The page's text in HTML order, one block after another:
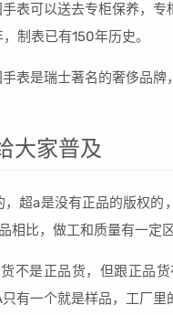
表可以送去专柜保养，
制表已有150年历史。
表是瑞士著名的奢侈品
大家普及
超a是没有正品的版权
相比，做工和质量有一定
不是正品货，但跟正品
有一个就是样品，工厂里